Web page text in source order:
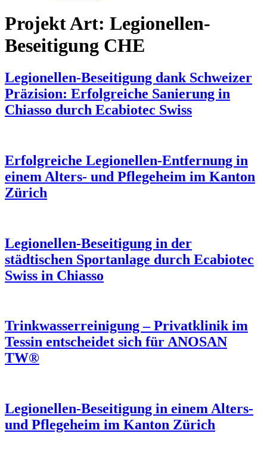
Projekt Art: Legionellen-
Beseitigung CHE
Legionellen-Beseitigung dank Schweizer
Präzision: Erfolgreiche Sanierung in
Chiasso durch Ecabiotec Swiss
Erfolgreiche Legionellen-Entfernung in
einem Alters- und Pflegeheim im Kanton
Zürich
Legionellen-Beseitigung in der
städtischen Sportanlage durch Ecabiotec
Swiss in Chiasso
Trinkwasserreinigung – Privatklinik im
Tessin entscheidet sich für ANOSAN
TW®
Legionellen-Beseitigung in einem Alters-
und Pflegeheim im Kanton Zürich